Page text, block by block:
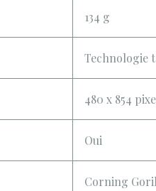
134 g
Technologie
480 x 854
Oui
Corning